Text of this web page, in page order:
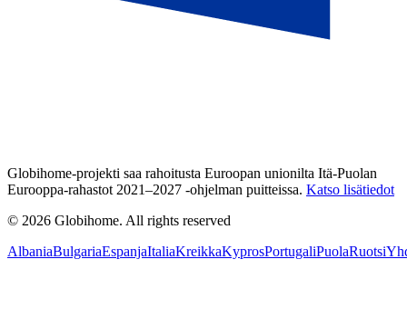
Globihome-projekti saa rahoitusta Euroopan unionilta Itä-Puolan
Eurooppa-rahastot 2021–2027 -ohjelman puitteissa. Katso lisätiedot
© 2026 Globihome. All rights reserved
AlbaniaBulgariaEspanjaItaliaKreikkaKyprosPortugaliPuolaRuotsi